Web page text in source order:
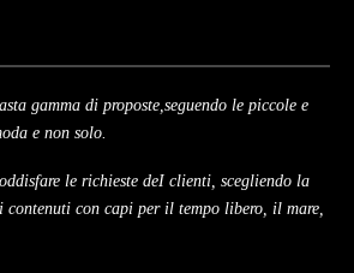
gamma di proposte,seguendo le piccole e
e non solo.
le richieste deI clienti, scegliendo la
contenuti con capi per il tempo libero, il mare,